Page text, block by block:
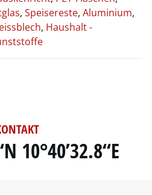
, Speisereste, Aluminium,
, Haushalt -
10°40’32.8“E